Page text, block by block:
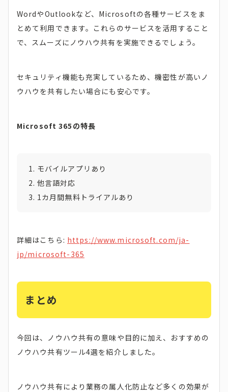
WordやOutlookなど、Microsoftの各種サービスをま
とめて利用できます。これらのサービスを活用すること
で、スムーズにノウハウ共有を実施できるでしょう。
セキュリティ機能も充実しているため、機密性が高いノ
ウハウを共有したい場合にも安心です。
Microsoft 365の特長
モバイルアプリあり
他言語対応
1カ月間無料トライアルあり
詳細はこちら: https://www.microsoft.com/ja-
jp/microsoft-365
まとめ
今回は、ノウハウ共有の意味や目的に加え、おすすめの
ノウハウ共有ツール4選を紹介しました。
ノウハウ共有により業務の属人化防止など多くの効果が